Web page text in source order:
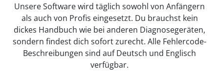
Unsere Software wird täglich sowohl von Anfängern
als auch von Profis eingesetzt. Du brauchst kein
dickes Handbuch wie bei anderen Diagnosegeräten,
sondern findest dich sofort zurecht. Alle Fehlercode-
Beschreibungen sind auf Deutsch und Englisch
verfügbar.